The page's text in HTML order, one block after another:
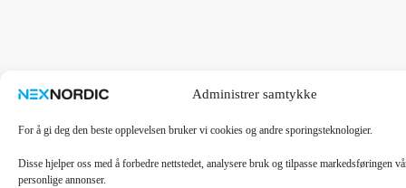
Administrer samtykke
For å gi deg den beste opplevelsen bruker vi cookies og andre sporingsteknologier.
Disse hjelper oss med å forbedre nettstedet, analysere bruk og tilpasse markedsføringen
personlige annonser.